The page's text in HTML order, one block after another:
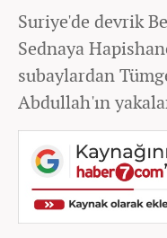
Suriye'de devrik
Sednaya
subaylardan
Abdullah'ın